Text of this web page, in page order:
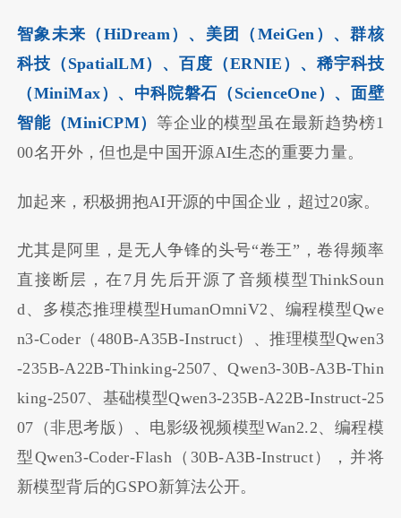
智象未来（HiDream）、美团（MeiGen）、群核
科技（SpatialLM）、百度（ERNIE）、稀宇科技
（MiniMax）、中科院磐石（ScienceOne）、面壁
智能（MiniCPM）等企业的模型虽在最新趋势榜1
00名开外，但也是中国开源AI生态的重要力量。
加起来，积极拥抱AI开源的中国企业，超过20家。
尤其是阿里，是无人争锋的头号“卷王”，卷得频率
直接断层，在7月先后开源了音频模型ThinkSoun
d、多模态推理模型HumanOmniV2、编程模型Qwe
n3-Coder（480B-A35B-Instruct） 、推理模型Qwen3
-235B-A22B-Thinking-2507、Qwen3-30B-A3B-Thin
king-2507、 基础模型Qwen3-235B-A22B-Instruct-25
07 （非思考版）、电影级视频模型Wan2.2、编程模
型 Qwen3-Coder-Flash（30B-A3B-Instruct），并将
新模型背后的GSPO新算法公开。